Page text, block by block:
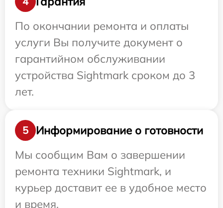
По окончании ремонта и оплаты
услуги Вы получите документ о
гарантийном обслуживании
устройства Sightmark сроком до 3
лет.
5
Информирование о готовности
Мы сообщим Вам о завершении
ремонта техники Sightmark, и
курьер доставит ее в удобное место
и время.